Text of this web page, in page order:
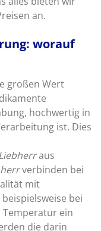
an.
worauf
großen Wert
hochwertig in
ist. Dies
aus
verbinden bei
mit
bei
ein
die darin